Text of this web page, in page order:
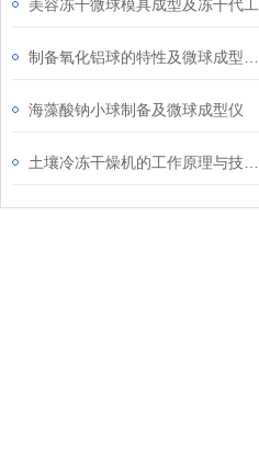
美容冻干微球模具成型及冻干代工
海藻酸钠小球制备及微球成型仪